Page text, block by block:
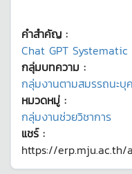
คำสำคัญ :
Chat GPT Systematic
กลุ่มบทความ :
กลุ่มงานตามสมรรถนะบุ
หมวดหมู่ :
กลุ่มงานช่วยวิชาการ
แชร์ :
https://erp.mju.ac.th/